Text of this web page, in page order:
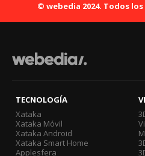
© webedia 2024. Todos
TECNOLOGÍA
Xataka
Xataka Móvil
Xataka Android
Xataka Smart Home
Applesfera